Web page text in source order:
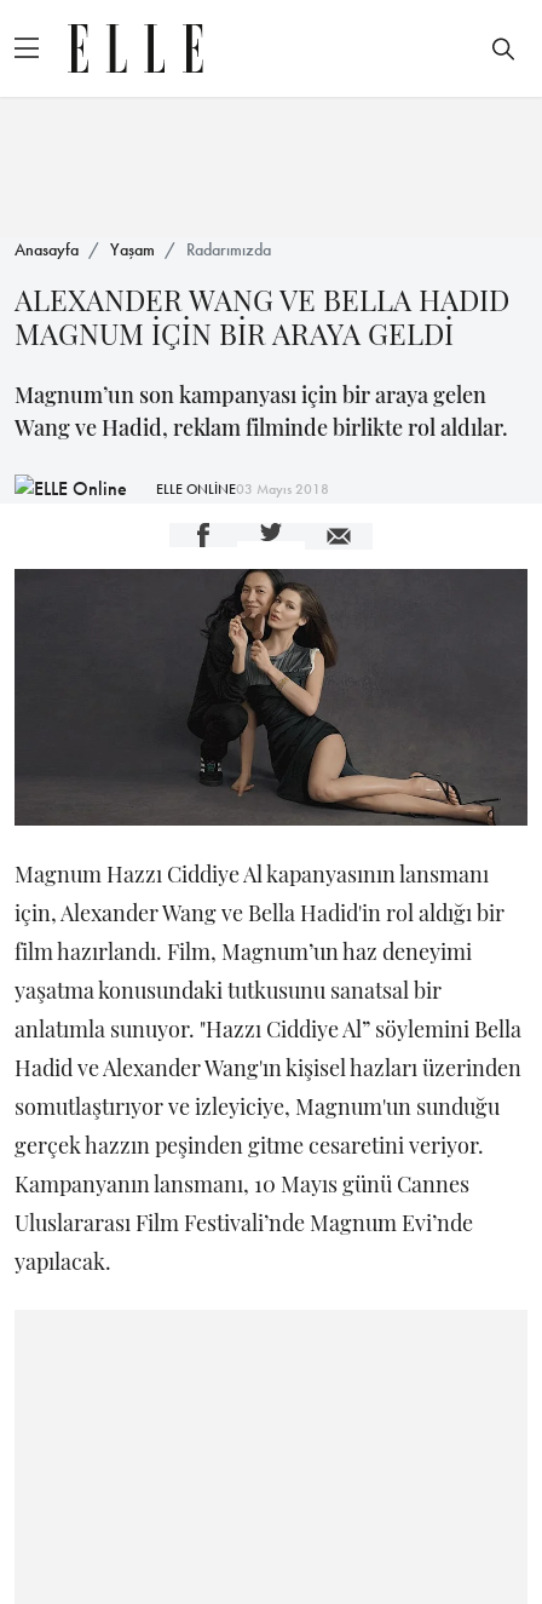
Anasayfa Yaşam Radarımızda
ALEXANDER WANG VE BELLA HADID
MAGNUM İÇİN BİR ARAYA GELDİ
Magnum’un son kampanyası için bir araya gelen
Wang ve Hadid, reklam filminde birlikte rol aldılar.
ELLE ONLİNE03 Mayıs 2018
Magnum Hazzı Ciddiye Al kapanyasının lansmanı
için, Alexander Wang ve Bella Hadid'in rol aldığı bir
film hazırlandı. Film, Magnum’un haz deneyimi
yaşatma konusundaki tutkusunu sanatsal bir
anlatımla sunuyor. "Hazzı Ciddiye Al” söylemini Bella
Hadid ve Alexander Wang'ın kişisel hazları üzerinden
somutlaştırıyor ve izleyiciye, Magnum'un sunduğu
gerçek hazzın peşinden gitme cesaretini veriyor.
Kampanyanın lansmanı, 10 Mayıs günü Cannes
Uluslararası Film Festivali’nde Magnum Evi’nde
yapılacak.